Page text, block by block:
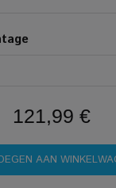
121,99 €